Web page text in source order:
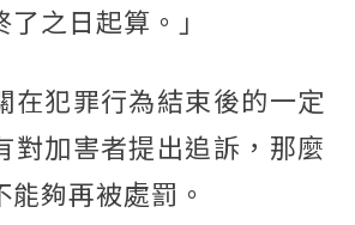
之日起算。」
在犯罪行為結束後的一定
對加害者提出追訴，那麼
夠再被處罰。